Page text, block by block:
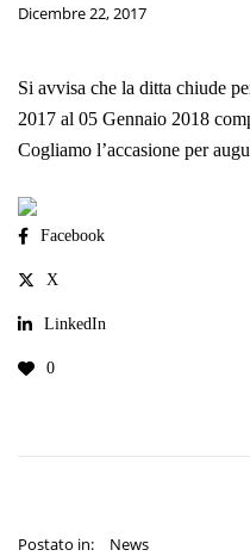
Dicembre 22, 2017
Si avvisa che la ditta chiude
2017 al 05 Gennaio 2018
Cogliamo l’accasione per
Facebook
X
LinkedIn
0
Postato in: News